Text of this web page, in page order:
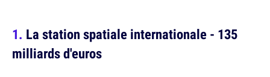
La station spatiale internationale - 135
milliards d'euros